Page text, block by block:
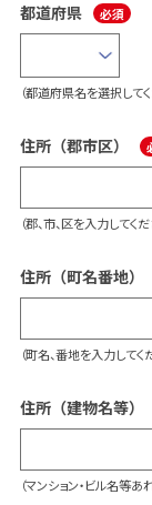
都道府県
（都道府県名を選択してく
住所（郡市区）
（郡、市、区を入力してくだ
住所（町名番地）
（町名、番地を入力してく
住所（建物名等）
（マンション・ビル名等あ